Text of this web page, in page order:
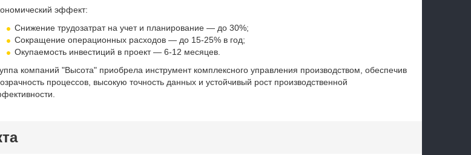
эффект:
Снижение трудозатрат на учет и планирование — до 30%;
Сокращение операционных расходов — до 15-25% в год;
Окупаемость инвестиций в проект — 6-12 месяцев.
компаний "Высота" приобрела инструмент комплексного управления производством, обеспечив
процессов, высокую точность данных и устойчивый рост производственной